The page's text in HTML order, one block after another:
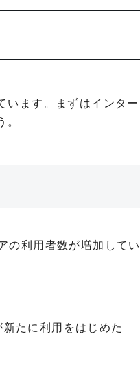
います。まずはインタ
の利用者数が増加して
たに利用をはじめた